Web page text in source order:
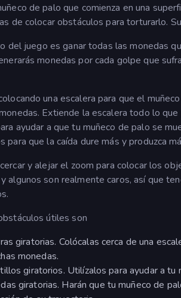
de palo que comienza en una
de colocar obstáculos para torturarlo.
del juego es ganar todas las monedas
monedas por cada golpe que
una escalera para que el
Extiende la escalera todo lo
ayudar a que tu muñeco de palo se
para que la caída dure más y produzca
y alejar el zoom para colocar los
algunos son realmente caros, así que
útiles son
giratorias. Colócalas cerca de una
monedas.
giratorios. Utilízalos para ayudar a tu
giratorias. Harán que tu muñeco de